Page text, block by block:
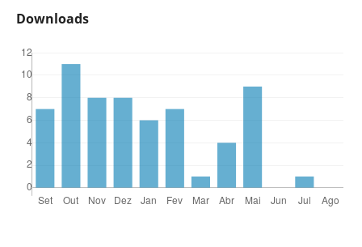
Downloads